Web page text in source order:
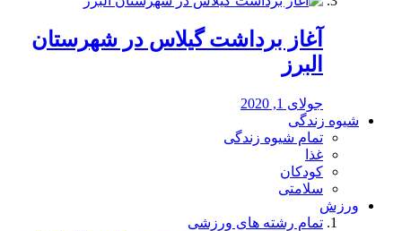
آغاز برداشت گیلاس در شهرستان
البرز
جولای 1, 2020
شیوه زندگی
تمام شیوه زندگی
غذا
کودکان
سلامتی
ورزش
تمام رشته های ورزشی